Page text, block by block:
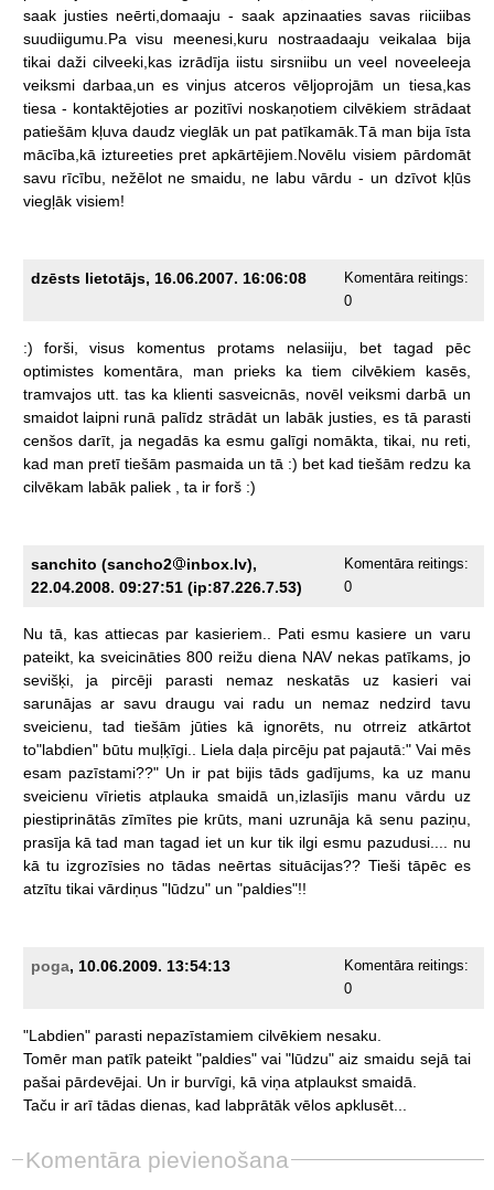
saak justies neērti,domaaju - saak apzinaaties savas riiciibas
suudiigumu.Pa visu meenesi,kuru nostraadaaju veikalaa
bija
tikai daži cilveeki,kas izrādīja iistu sirsniibu un veel noveeleeja
veiksmi darbaa,un es vinjus atceros vēljoprojām un tiesa,kas
tiesa - kontaktējoties ar pozitīvi noskaņotiem cilvēkiem strādaat
patiešām kļuva daudz vieglāk un pat patīkamāk.Tā man bija īsta
mācība,kā iztureeties pret apkārtējiem.Novēlu visiem pārdomāt
savu rīcību, nežēlot ne smaidu, ne labu vārdu - un dzīvot kļūs
viegļāk visiem!
dzēsts lietotājs, 16.06.2007. 16:06:08
Komentāra reitings:
0
:) forši, visus komentus protams nelasiiju, bet tagad
pēc
optimistes
komentāra, man prieks ka tiem cilvēkiem
kasēs,
tramvajos utt. tas ka klienti sasveicnās, novēl veiksmi darbā un
smaidot laipni runā palīdz strādāt un labāk justies, es tā parasti
cenšos darīt, ja negadās ka esmu galīgi nomākta, tikai, nu reti,
kad man pretī tiešām pasmaida un tā :) bet kad tiešām redzu ka
cilvēkam labāk paliek ta ir forš :)
sanchito (sancho2
inbox.lv),
22.04.2008. 09:27:51 (ip:87.226.7.53)
Komentāra reitings:
0
Nu tā, kas attiecas par kasieriem.. Pati esmu kasiere un varu
pateikt, ka sveicināties 800 reižu diena NAV nekas patīkams,
jo
sevišķi,
ja pircēji parasti nemaz neskatās uz kasieri
vai
sarunājas ar savu draugu vai radu un nemaz nedzird
tavu
sveicienu,
tad tiešām jūties kā ignorēts, nu otrreiz
atkārtot
to"labdien" būtu muļķīgi.. Liela daļa pircēju pat pajautā:" Vai mēs
esam pazīstami??" Un ir pat bijis tāds gadījums, ka uz manu
sveicienu vīrietis atplauka smaidā un,izlasījis manu vārdu uz
piestiprinātās zīmītes pie krūts, mani uzrunāja kā senu paziņu,
prasīja kā tad man tagad iet un kur tik ilgi esmu pazudusi....
nu
kā tu izgrozīsies no tādas neērtas situācijas?? Tieši tāpēc es
atzītu tikai vārdiņus "lūdzu" un "paldies"!!
poga, 10.06.2009. 13:54:13
Komentāra reitings:
0
"Labdien" parasti nepazīstamiem cilvēkiem nesaku.
Tomēr man patīk pateikt "paldies" vai "lūdzu" aiz smaidu sejā tai
pašai pārdevējai. Un ir burvīgi, kā viņa atplaukst smaidā.
Taču ir arī tādas dienas, kad labprātāk vēlos apklusēt...
Komentāra pievienošana